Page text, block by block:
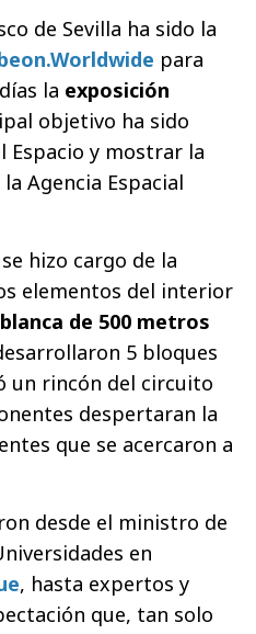
de Sevilla ha sido la
para
la exposición
objetivo ha sido
Espacio y mostrar la
Agencia Espacial
hizo cargo de la
elementos del interior
de 500 metros
5 bloques
un rincón del circuito
despertaran la
que se acercaron a
desde el ministro de
en
, hasta expertos y
que, tan solo